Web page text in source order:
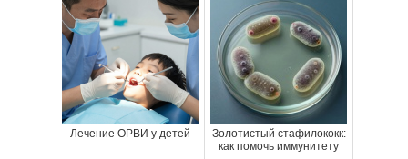
Лечение ОРВИ у детей
Золотистый стафилококк:
как помочь иммунитету